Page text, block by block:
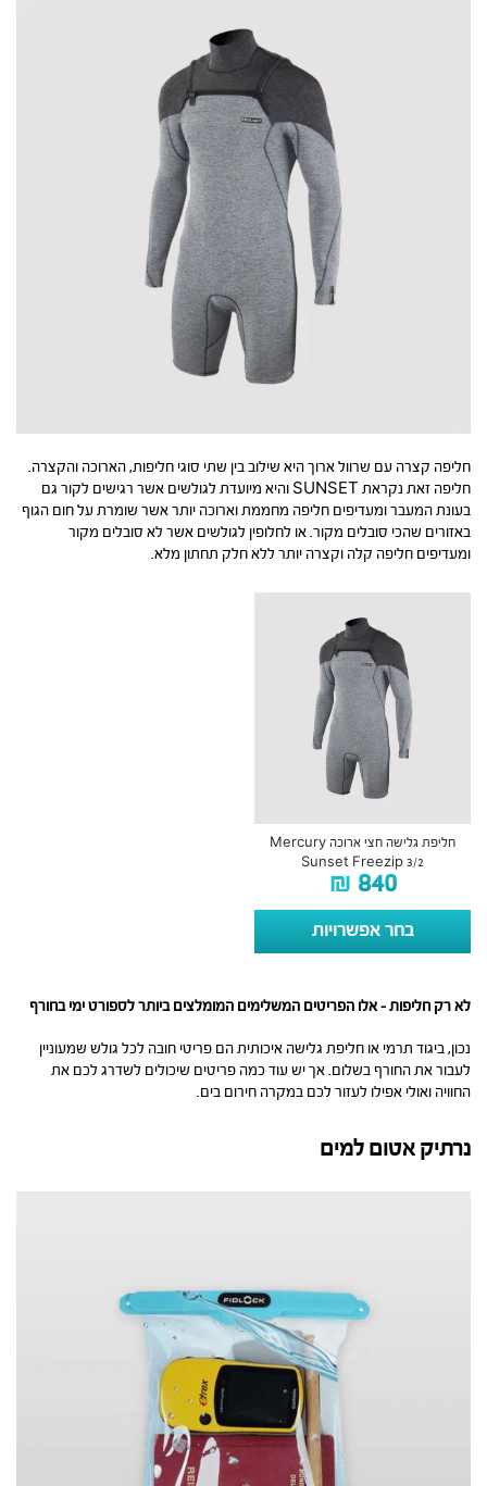
חליפה קצרה עם שרוול ארוך היא שילוב בין שתי סוגי חליפות, הארוכה והקצרה.
חליפה זאת נקראת SUNSET והיא מיועדת לגולשים אשר רגישים לקור גם
בעונת המעבר ומעדיפים חליפה מחממת וארוכה יותר אשר שומרת על חום הגוף
באזורים שהכי סובלים מקור. או לחלופין לגולשים אשר לא סובלים מקור
ומעדיפים חליפה קלה וקצרה יותר ללא חלק תחתון מלא.
חליפת גלישה חצי ארוכה Mercury
Sunset Freezip 3/2
₪ 840
בחר אפשרויות
לא רק חליפות – אלו הפריטים המשלימים המומלצים ביותר לספורט ימי בחורף
נכון, ביגוד תרמי או חליפת גלישה איכותית הם פריטי חובה לכל גולש שמעוניין
לעבור את החורף בשלום. אך יש עוד כמה פריטים שיכולים לשדרג לכם את
החוויה ואולי אפילו לעזור לכם במקרה חירום בים.
נרתיק אטום למים